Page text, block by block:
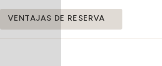
VENTAJAS DE RESERVA